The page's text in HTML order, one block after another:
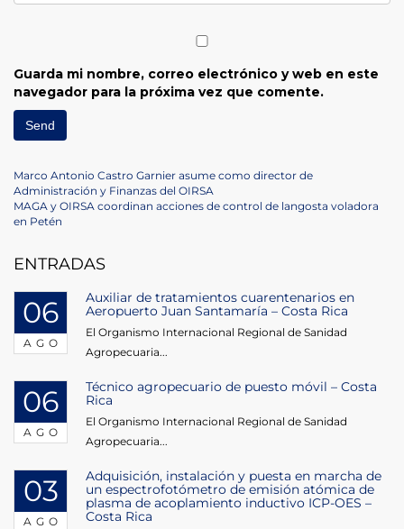
Guarda mi nombre, correo electrónico y web en este
navegador para la próxima vez que comente.
Navegación
de
Previous
Post
Marco Antonio Castro Garnier asume como director de
Administración y Finanzas del OIRSA
Next
Post
MAGA y OIRSA coordinan acciones de control de langosta voladora
en Petén
ENTRADAS
06
AGO
Auxiliar de tratamientos cuarentenarios en
Aeropuerto Juan Santamaría – Costa Rica
El Organismo Internacional Regional de Sanidad
Agropecuaria...
06
AGO
Técnico agropecuario de puesto móvil – Costa
Rica
El Organismo Internacional Regional de Sanidad
Agropecuaria...
03
AGO
Adquisición, instalación y puesta en marcha de
un espectrofotómetro de emisión atómica de
plasma de acoplamiento inductivo ICP-OES –
Costa Rica